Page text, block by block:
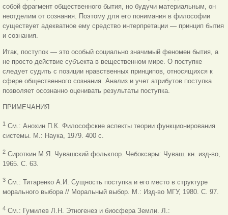
собой фрагмент общественного бытия, но будучи материальным, он
неотделим от сознания. Поэтому для его понимания в философии
существует адекватное ему средство интерпретации — принцип бытия
и сознания.
Итак, поступок — это особый социально значимый феномен бытия, а
не просто действие субъекта в вещественном мире. О поступке
следует судить с позиции нравственных принципов, относящихся к
сфере общественного сознания. Анализ и учет атрибутов поступка
позволяет осознанно оценивать результаты поступка.
ПРИМЕЧАНИЯ
1 См.: Анохин П.К. Философские аспекты теории функционирования
системы. М.: Наука, 1979. 400 с.
2 Сироткин М.Я. Чувашский фольклор. Чебоксары: Чуваш. кн. изд-во,
1965. С. 63.
3 См.: Титаренко А.И. Сущность поступка и его место в структуре
морального выбора // Моральный выбор. М.: Изд-во МГУ, 1980. С. 97.
4 См.: Гумилев Л.Н. Этногенез и биосфера Земли. Л.: